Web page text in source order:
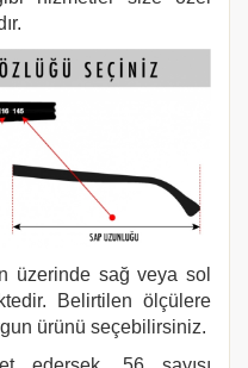
üzerinde sağ veya sol
Belirtilen ölçülere
ürünü seçebilirsiniz.